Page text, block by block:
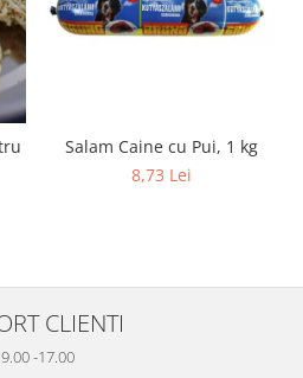
Salam Caine cu Pui, 1 kg
8,73 Lei
CLIENTI
9.00 -17.00